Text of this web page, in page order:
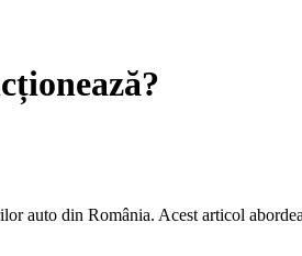
auto din România. Acest articol